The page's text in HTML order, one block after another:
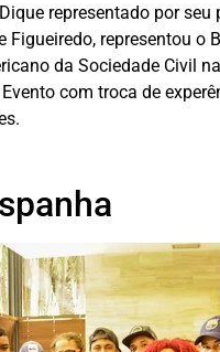
representado por seu
Figueiredo, representou o
da Sociedade Civil
com troca de